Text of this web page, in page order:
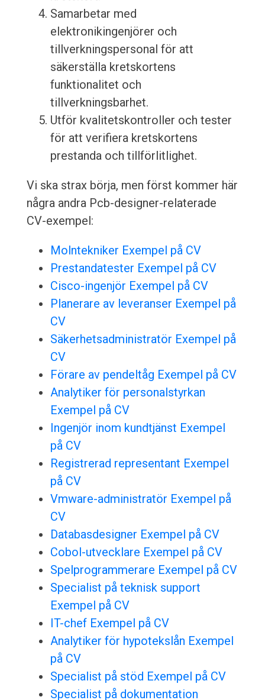
Samarbetar med
elektronikingenjörer och
tillverkningspersonal för att
säkerställa kretskortens
funktionalitet och
tillverkningsbarhet.
Utför kvalitetskontroller och tester
för att verifiera kretskortens
prestanda och tillförlitlighet.
Vi ska strax börja, men först kommer här
några andra Pcb-designer-relaterade
CV-exempel:
Molntekniker Exempel på CV
Prestandatester Exempel på CV
Cisco-ingenjör Exempel på CV
Planerare av leveranser Exempel på
CV
Säkerhetsadministratör Exempel på
CV
Förare av pendeltåg Exempel på CV
Analytiker för personalstyrkan
Exempel på CV
Ingenjör inom kundtjänst Exempel
på CV
Registrerad representant Exempel
på CV
Vmware-administratör Exempel på
CV
Databasdesigner Exempel på CV
Cobol-utvecklare Exempel på CV
Spelprogrammerare Exempel på CV
Specialist på teknisk support
Exempel på CV
IT-chef Exempel på CV
Analytiker för hypotekslån Exempel
på CV
Specialist på stöd Exempel på CV
Specialist på dokumentation